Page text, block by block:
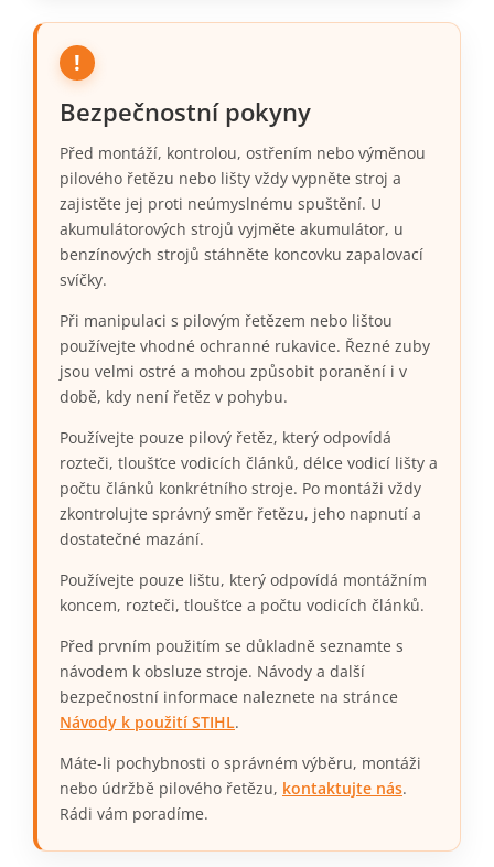
Bezpečnostní pokyny
Před montáží, kontrolou, ostřením nebo výměnou
pilového řetězu nebo lišty vždy vypněte stroj a
zajistěte jej proti neúmyslnému spuštění. U
akumulátorových strojů vyjměte akumulátor, u
benzínových strojů stáhněte koncovku zapalovací
svíčky.
Při manipulaci s pilovým řetězem nebo lištou
používejte vhodné ochranné rukavice. Řezné zuby
jsou velmi ostré a mohou způsobit poranění i v
době, kdy není řetěz v pohybu.
Používejte pouze pilový řetěz, který odpovídá
rozteči, tloušťce vodicích článků, délce vodicí lišty a
počtu článků konkrétního stroje. Po montáži vždy
zkontrolujte správný směr řetězu, jeho napnutí a
dostatečné mazání.
Používejte pouze lištu, který odpovídá montážním
koncem, rozteči, tloušťce a počtu vodicích článků.
Před prvním použitím se důkladně seznamte s
návodem k obsluze stroje. Návody a další
bezpečnostní informace naleznete na stránce
Návody k použití STIHL.
Máte-li pochybnosti o správném výběru, montáži
nebo údržbě pilového řetězu, kontaktujte nás.
Rádi vám poradíme.